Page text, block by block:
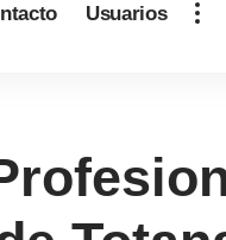
Usuarios